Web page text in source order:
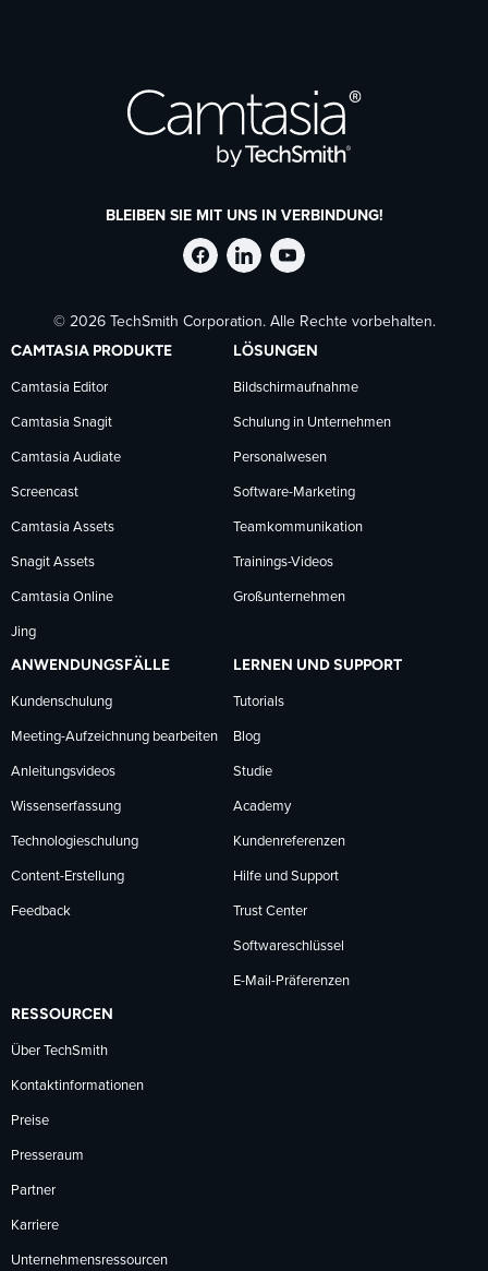
BLEIBEN SIE MIT UNS IN VERBINDUNG!
TechSmith
auf
Facebook
folgen
TechSmith
auf
LinkedIn
folgen
TechSmith
auf
YouTube
folgen
© 2026 TechSmith Corporation. Alle Rechte vorbehalten.
CAMTASIA PRODUKTE
Camtasia Editor
Camtasia Snagit
Camtasia Audiate
Screencast
Camtasia Assets
Snagit Assets
Camtasia Online
Jing
LÖSUNGEN
Bildschirmaufnahme
Schulung in Unternehmen
Personalwesen
Software-Marketing
Teamkommunikation
Trainings-Videos
Großunternehmen
ANWENDUNGSFÄLLE
Kundenschulung
Meeting-Aufzeichnung bearbeiten
Anleitungsvideos
Wissenserfassung
Technologieschulung
Content-Erstellung
Feedback
LERNEN UND SUPPORT
Tutorials
Blog
Studie
Academy
Kundenreferenzen
Hilfe und Support
Trust Center
Softwareschlüssel
E-Mail-Präferenzen
RESSOURCEN
Über TechSmith
Kontaktinformationen
Preise
Presseraum
Partner
Karriere
Unternehmensressourcen